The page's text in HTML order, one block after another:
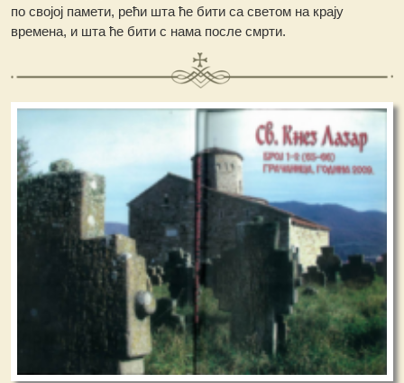
по својој памети, рећи шта ће бити са светом на крају
времена, и шта ће бити с нама после смрти.